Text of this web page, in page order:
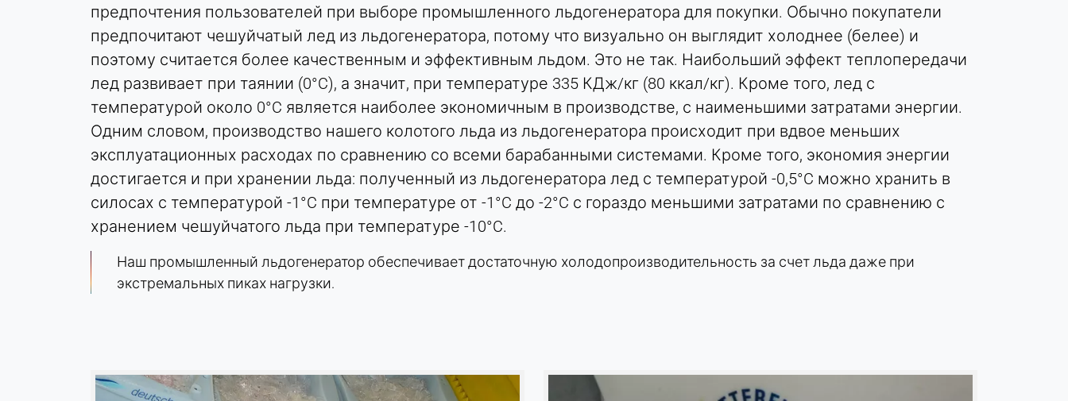
предпочтения пользователей при выборе промышленного льдогенератора для покупки. Обычно покупатели
предпочитают чешуйчатый лед из льдогенератора, потому что визуально он выглядит холоднее (белее) и
поэтому считается более качественным и эффективным льдом. Это не так. Наибольший эффект теплопередачи
лед развивает при таянии (0°C), а значит, при температуре 335 КДж/кг (80 ккал/кг). Кроме того, лед с
температурой около 0°C является наиболее экономичным в производстве, с наименьшими затратами энергии.
Одним словом, производство нашего колотого льда из льдогенератора происходит при вдвое меньших
эксплуатационных расходах по сравнению со всеми барабанными системами. Кроме того, экономия энергии
достигается и при хранении льда: полученный из льдогенератора лед с температурой -0,5°C можно хранить в
силосах с температурой -1°C при температуре от -1°C до -2°C с гораздо меньшими затратами по сравнению с
хранением чешуйчатого льда при температуре -10°C.
Наш промышленный льдогенератор обеспечивает достаточную холодопроизводительность за счет льда даже при
экстремальных пиках нагрузки.
1 день - 1 год
Leadinfo
Name:
_li_id.#, _li_id.#.expires, _li_ses.#,
_li_ses.#.expires,
_li_ses.#.expires,
snowplowOutQueue_#_post2,
Provider:
Идентификация компании (B2B)
Cookie